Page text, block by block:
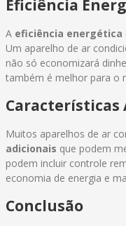
Eficiência
A eficiência energética
Um aparelho de ar
não só economizará
também é melhor para o
Características
Muitos aparelhos de ar
adicionais que podem
podem incluir controle
economia de energia e
Conclusão